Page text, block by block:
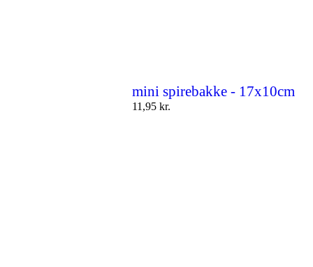
mini spirebakke - 17x10cm
11,95 kr.